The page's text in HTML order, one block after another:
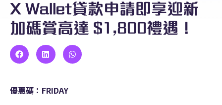
X Wallet貸款申請即享迎新
加碼賞高達 $1,800禮遇！
優惠碼：FRIDAY